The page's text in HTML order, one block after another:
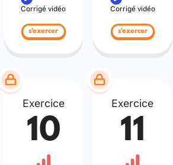
Corrigé vidéo
s'exercer
Corrigé vidéo
s'exercer
Exercice
10
Exercice
11